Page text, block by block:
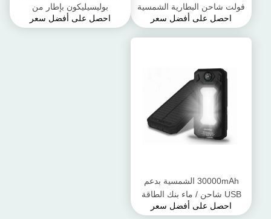
فولت شاحن البطارية الشمسية
الغبار و Crashproof
احصل على أفضل سعر
بوليسيليكون بإطار من
الألومنيوم المؤكسد
احصل على أفضل سعر
30000mAh الشمسية بدعم
USB شاحن / ماء بنك الطاقة
آمنة وموثوق بها
احصل على أفضل سعر